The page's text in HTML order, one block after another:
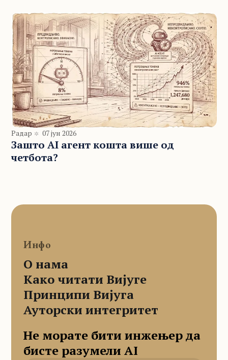
Радар 07 јун 2026
Зашто AI агент кошта више од
четбота?
Инфо
О нама
Како читати Вијуге
Принципи Вијуга
Ауторски интегритет
Не морате бити инжењер да
бисте разумели AI